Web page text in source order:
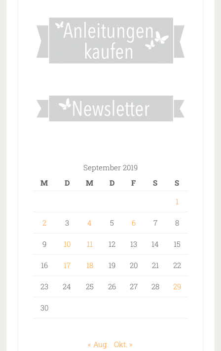
September 2019
M
D M D F S
S
1
2 3 4 5 6 7 8
9 10 11 12 13 14 15
16 17 18 19 20 21 22
23 24 25 26 27 28 29
30
« Aug. Okt. »